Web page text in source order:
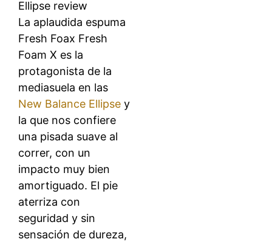
La aplaudida espuma
Fresh Foax Fresh
Foam X es la
protagonista de la
mediasuela en las
New Balance Ellipse y
la que nos confiere
una pisada suave al
correr, con un
impacto muy bien
amortiguado. El pie
aterriza con
seguridad y sin
sensación de dureza,